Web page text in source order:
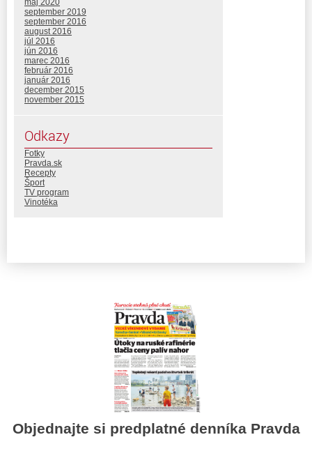
máj 2020
september 2019
september 2016
august 2016
júl 2016
jún 2016
marec 2016
február 2016
január 2016
december 2015
november 2015
Odkazy
Fotky
Pravda.sk
Recepty
Šport
TV program
Vinotéka
Objednajte si predplatné denníka Pravda